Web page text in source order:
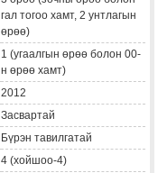
гал тогоо хамт, 2 унтлагын
өрөө)
1 (угаалгын өрөө болон 00-
н өрөө хамт)
2012
Засвартай
Бүрэн тавилгатай
4 (хойшоо-4)